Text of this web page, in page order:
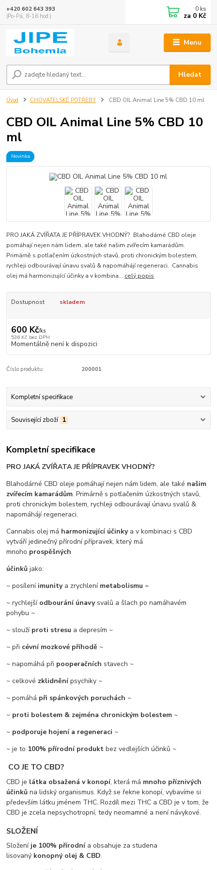
Menu
Hledat
+420 602 643 393
(Po-Pá, 8-16 hod.)
0 ks
za 0 Kč
Úvod CHOVATELSKÉ POTŘEBY CBD OIL Animal Line 5% CBD 10 ml
CBD OIL Animal Line 5% CBD 10
ml
Novinka
PRO JAKÁ ZVÍŘATA JE PŘÍPRAVEK VHODNÝ? Blahodárné CBD oleje
pomáhají nejen nám lidem, ale také našim zvířecím kamarádům.
Primárně s potlačením úzkostných stavů, proti chronickým bolestem,
rychleji odbourávají únavu svalů & napomáhájí regeneraci. Cannabis
olej má harmonizující účinky a v kombina... celý popis
Dostupnost skladem
600 Kč/ks
536 Kč bez DPH
Momentálně není k dispozici
Číslo produktu: 200001
Kompletní specifikace
Související zboží 1
Kompletní specifikace
PRO JAKÁ ZVÍŘATA JE PŘÍPRAVEK VHODNÝ?
Blahodárné CBD oleje pomáhají nejen nám lidem, ale také našim
zvířecím kamarádům. Primárně s potlačením úzkostných stavů,
proti chronickým bolestem, rychleji odbourávají únavu svalů &
napomáhájí regeneraci.
Cannabis olej má harmonizující účinkya v kombinaci s CBD
vytváří jedinečný přírodní přípravek, který má
mnoho prospěšných
účinků jako:
~ posíleníimunitya zrychlení metabolismu ~
~ rychlejší odbourání únavysvalů a šlach po namáhavém
pohybu ~
~ slouží proti stresu a depresím ~
~ při cévní mozkové příhodě ~
~ napomáhá při pooperačních stavech ~
~ celkové zklidněnípsychiky ~
~ pomáhá při spánkových poruchách ~
~ proti bolestem & zejména chronickým bolestem ~
~ podporuje hojení a regeneraci ~
~ je to 100% přírodní produkt bez vedlejších účinků ~
CO JE TO CBD?
CBD je látka obsažená v konopí, která má mnoho příznivých
účinků na lidský organismus. Když se řekne konopí, vybavíme si
především látku jménem THC. Rozdíl mezi THC a CBD je v tom, že
CBD je zcela nepsychotropní, tedy neomamné a není návykové.
SLOŽENÍ
Složení je 100% přírodnía obsahuje za studena
lisovaný konopný olej & CBD.